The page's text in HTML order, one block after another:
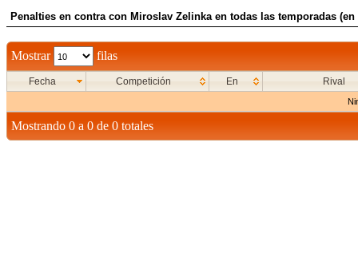
Penalties en contra con Miroslav Zelinka en todas las temporadas (en
Mostrar filas
Fecha Competición En Rival
Mostrando 0 a 0 de 0 totales